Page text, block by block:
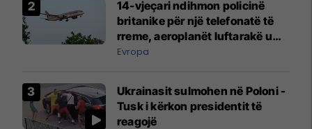
14-vjeçari ndihmon policinë
britanike për një telefonatë të
rreme, aeroplanët luftarakë u
ngritën në ajër për të
Mançesterit
Evropa
Ukrainasit sulmohen në Poloni -
Tusk i kërkon presidentit të
reagojë